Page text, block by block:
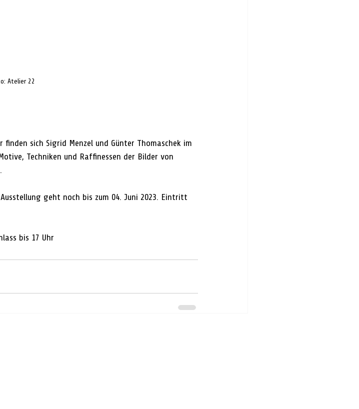
Atelier 22
finden sich Sigrid Menzel und Günter Thomaschek im
Techniken und Raffinessen der Bilder von
geht noch bis zum 04. Juni 2023. Eintritt
bis 17 Uhr